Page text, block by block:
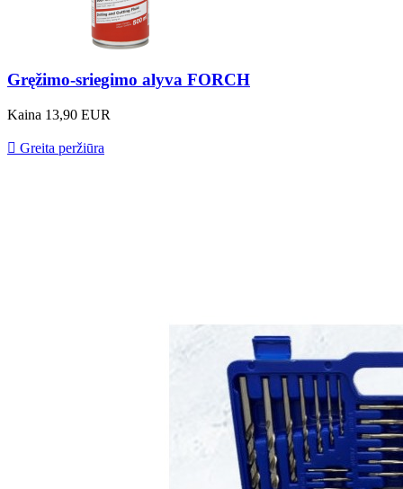
Gręžimo-sriegimo alyva FORCH
Kaina 13,90 EUR
 Greita peržiūra